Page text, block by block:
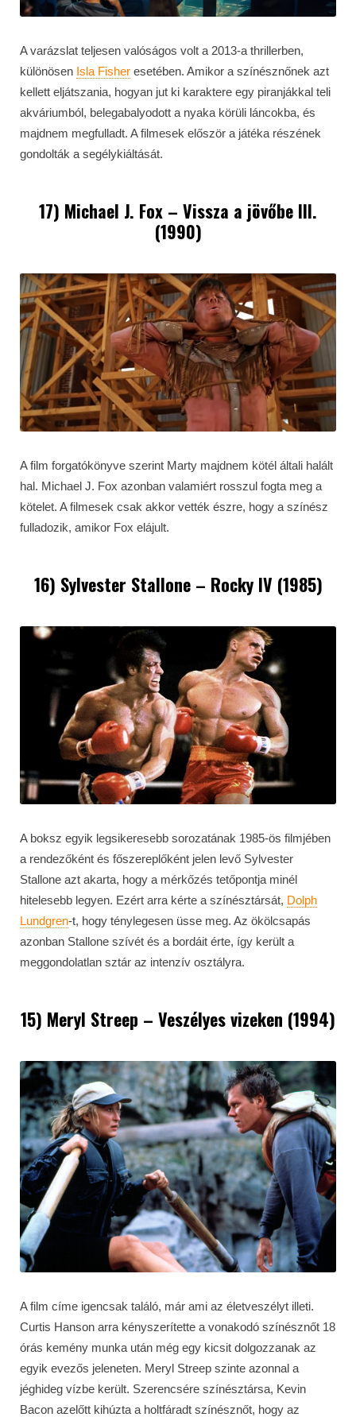
A varázslat teljesen valóságos volt a 2013-a thrillerben,
különösen Isla Fisher esetében. Amikor a színésznőnek azt
kellett eljátszania, hogyan jut ki karaktere egy piranjákkal teli
akváriumból, belegabalyodott a nyaka körüli láncokba, és
majdnem megfulladt. A filmesek először a játéka részének
gondolták a segélykiáltását.
17) Michael J. Fox – Vissza a jövőbe III.
(1990)
A film forgatókönyve szerint Marty majdnem kötél általi halált
hal. Michael J. Fox azonban valamiért rosszul fogta meg a
kötelet. A filmesek csak akkor vették észre, hogy a színész
fulladozik, amikor Fox elájult.
16) Sylvester Stallone – Rocky IV (1985)
A boksz egyik legsikeresebb sorozatának 1985-ös filmjében
a rendezőként és főszereplőként jelen levő Sylvester
Stallone azt akarta, hogy a mérkőzés tetőpontja minél
hitelesebb legyen. Ezért arra kérte a színésztársát, Dolph
Lundgren-t, hogy ténylegesen üsse meg. Az ökölcsapás
azonban Stallone szívét és a bordáit érte, így került a
meggondolatlan sztár az intenzív osztályra.
15) Meryl Streep – Veszélyes vizeken (1994)
A film címe igencsak találó, már ami az életveszélyt illeti.
Curtis Hanson arra kényszerítette a vonakodó színésznőt 18
órás kemény munka után még egy kicsit dolgozzanak az
egyik evezős jeleneten. Meryl Streep szinte azonnal a
jéghideg vízbe került. Szerencsére színésztársa, Kevin
Bacon azelőtt kihúzta a holtfáradt színésznőt, hogy az